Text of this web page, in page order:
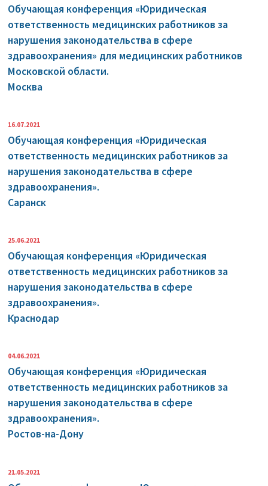
Обучающая конференция «Юридическая
ответственность медицинских работников за
нарушения законодательства в сфере
здравоохранения» для медицинских работников
Московской области.
Москва
16.07.2021
Обучающая конференция «Юридическая
ответственность медицинских работников за
нарушения законодательства в сфере
здравоохранения».
Саранск
25.06.2021
Обучающая конференция «Юридическая
ответственность медицинских работников за
нарушения законодательства в сфере
здравоохранения».
Краснодар
04.06.2021
Обучающая конференция «Юридическая
ответственность медицинских работников за
нарушения законодательства в сфере
здравоохранения».
Ростов-на-Дону
21.05.2021